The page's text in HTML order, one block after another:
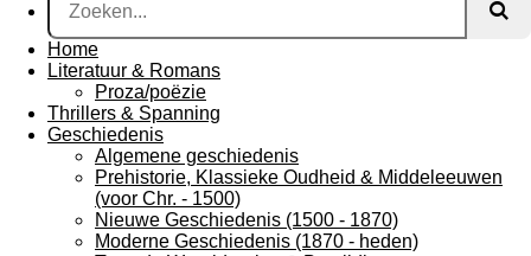
Home
Literatuur & Romans
Proza/poëzie
Thrillers & Spanning
Geschiedenis
Algemene geschiedenis
Prehistorie, Klassieke Oudheid & Middeleeuwen
(voor Chr. - 1500)
Nieuwe Geschiedenis (1500 - 1870)
Moderne Geschiedenis (1870 - heden)